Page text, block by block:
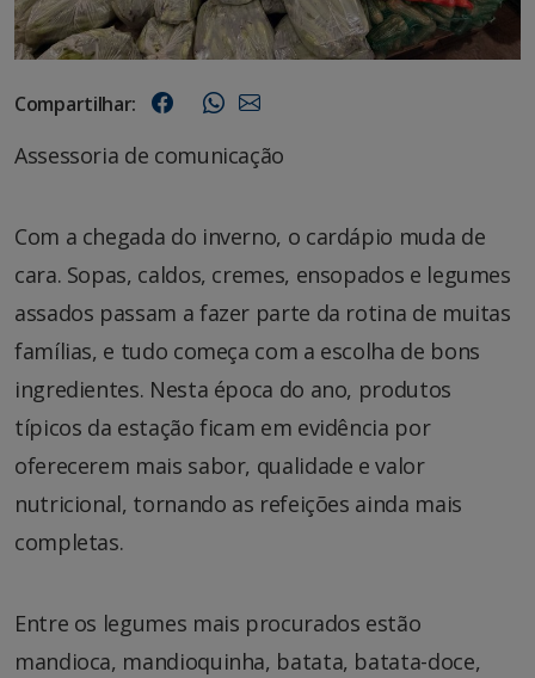
Compartilhar:
Assessoria de comunicação
Com a chegada do inverno, o cardápio muda de
cara. Sopas, caldos, cremes, ensopados e legumes
assados passam a fazer parte da rotina de muitas
famílias, e tudo começa com a escolha de bons
ingredientes. Nesta época do ano, produtos
típicos da estação ficam em evidência por
oferecerem mais sabor, qualidade e valor
nutricional, tornando as refeições ainda mais
completas.
Entre os legumes mais procurados estão
mandioca, mandioquinha, batata, batata-doce,